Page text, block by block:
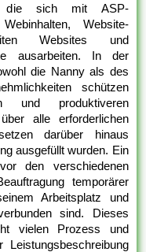
die sich mit ASP-
Website-
Websites und
ausarbeiten. In der
die Nanny als des
schützen
und produktiveren
alle erforderlichen
darüber hinaus
ausgefüllt wurden. Ein
den verschiedenen
temporärer
Arbeitsplatz und
sind. Dieses
vielen Prozess und